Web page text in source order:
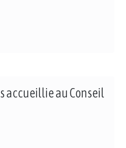
accueillie au Conseil